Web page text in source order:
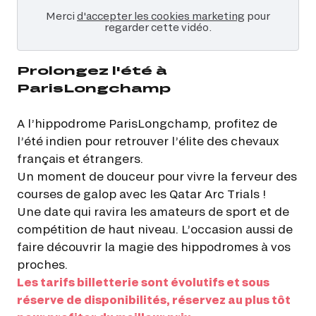
Merci d'accepter les cookies marketing pour
regarder cette vidéo.
Prolongez l'été à
ParisLongchamp
A l’hippodrome ParisLongchamp, profitez de
l’été indien pour retrouver l’élite des chevaux
français et étrangers.
Un moment de douceur pour vivre la ferveur des
courses de galop avec les Qatar Arc Trials !
Une date qui ravira les amateurs de sport et de
compétition de haut niveau. L’occasion aussi de
faire découvrir la magie des hippodromes à vos
proches.
Les tarifs billetterie sont évolutifs et sous
réserve de disponibilités, réservez au plus tôt